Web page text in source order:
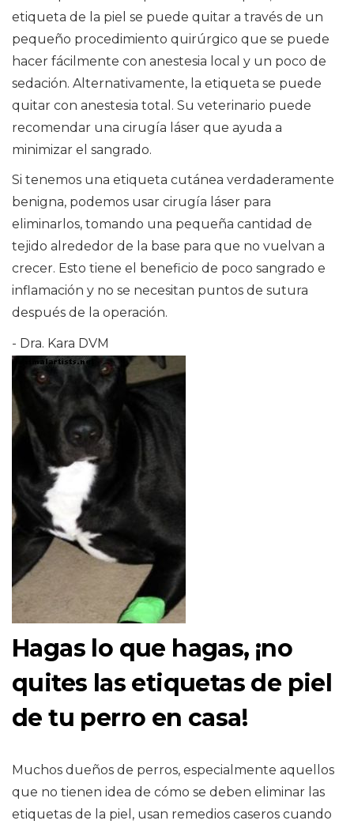
etiqueta de la piel se puede quitar a través de un
pequeño procedimiento quirúrgico que se puede
hacer fácilmente con anestesia local y un poco de
sedación. Alternativamente, la etiqueta se puede
quitar con anestesia total. Su veterinario puede
recomendar una cirugía láser que ayuda a
minimizar el sangrado.
Si tenemos una etiqueta cutánea verdaderamente
benigna, podemos usar cirugía láser para
eliminarlos, tomando una pequeña cantidad de
tejido alrededor de la base para que no vuelvan a
crecer. Esto tiene el beneficio de poco sangrado e
inflamación y no se necesitan puntos de sutura
después de la operación.
- Dra. Kara DVM
Hagas lo que hagas, ¡no
quites las etiquetas de piel
de tu perro en casa!
Muchos dueños de perros, especialmente aquellos
que no tienen idea de cómo se deben eliminar las
etiquetas de la piel, usan remedios caseros cuando